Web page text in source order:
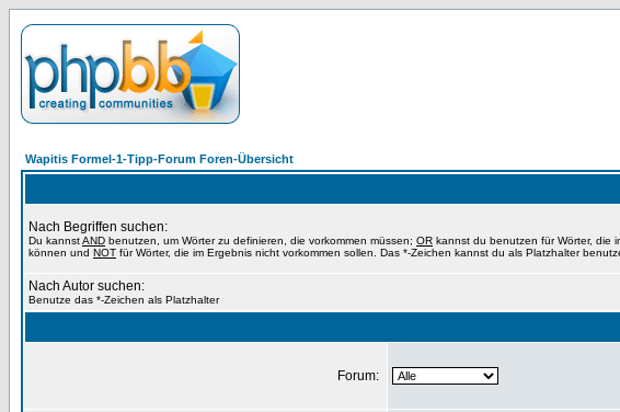
Wapitis Formel-1-Tipp-Forum Foren-Übersicht
Nach Begriffen suchen:
Du kannstAND benutzen, um Wörter zu definieren, die vorkommen müssen; OR kannst du benutzen für Wörter, die
können und NOT für Wörter, die im Ergebnis nicht vorkommen sollen. Das *-Zeichen kannst du als Platzhalter
Nach Autor suchen:
Benutze das *-Zeichen als Platzhalter
Forum: